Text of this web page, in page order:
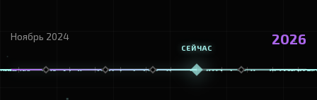
Ноябрь 2024 2026
СЕЙЧАС